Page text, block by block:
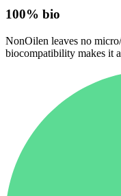
100% bio
NonOilen leaves no
biocompatibility makes it